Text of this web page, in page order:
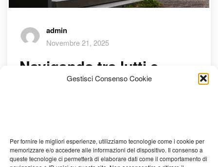
Gestisci Consenso Cookie
Per fornire le migliori esperienze, utilizziamo tecnologie come i cookie per
memorizzare e/o accedere alle informazioni del dispositivo. Il consenso a
queste tecnologie ci permetterà di elaborare dati come il comportamento di
admin
Novembre 21, 2025
Navigando tra lutti e
addii: Agenzie Funebri al
forti e incontrollabili. Il lutto è senza dubbio uno di questi.
Per gestirlo nel migliore dei modi, è essenziale affidarsi a
professionisti esperti e sensibili che siano in grado di